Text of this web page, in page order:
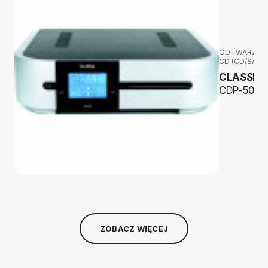
CD (CD/
CLASSE
CDP-502
ZOBACZ WIĘCEJ